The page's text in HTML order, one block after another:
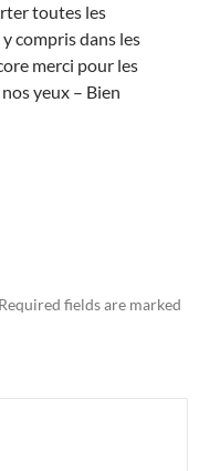
toutes les
compris dans les
merci pour les
yeux – Bien
Required fields are marked